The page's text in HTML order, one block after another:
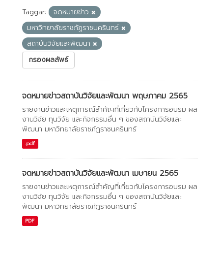
Taggar:
จดหมายข่าว
มหาวิทยาลัยราชภัฏราชนครินทร์
สถาบันวิจัยและพัฒนา
กรองผลลัพธ์
จดหมายข่าวสถาบันวิจัยและพัฒนา พฤษภาคม 2565
รายงานข่าวและเหตุการณ์สำคัญที่เกี่ยวกับโครงการอบรม ผล
งานวิจัย ทุนวิจัย และกิจกรรมอื่น ๆ ของสถาบันวิจัยและ
พัฒนา มหาวิทยาลัยราชภัฏราชนครินทร์
.pdf
จดหมายข่าวสถาบันวิจัยและพัฒนา เมษายน 2565
รายงานข่าวและเหตุการณ์สำคัญที่เกี่ยวกับโครงการอบรม ผล
งานวิจัย ทุนวิจัย และกิจกรรมอื่น ๆ ของสถาบันวิจัยและ
พัฒนา มหาวิทยาลัยราชภัฏราชนครินทร์
PDF